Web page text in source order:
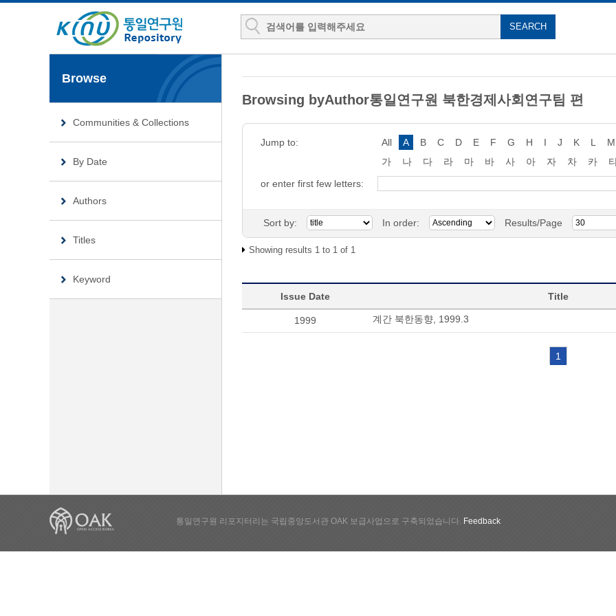
Browse
Communities & Collections
By Date
Authors
Titles
Keyword
Browsing byAuthor통일연구원 북한경제사회연구팀 편
Jump to: All A B C D E F G H I J K L M
가
나 다 라 마 바 사 아 자 차 카
or enter first few letters:
Sort by: In order: Results/Page
Showing results 1 to 1 of 1
Issue Date Title
1999 계간 북한동향, 1999.3
1
통일연구원 리포지터리는 국립중앙도서관 OAK 보급사업으로 구축되었습니다. Feedback